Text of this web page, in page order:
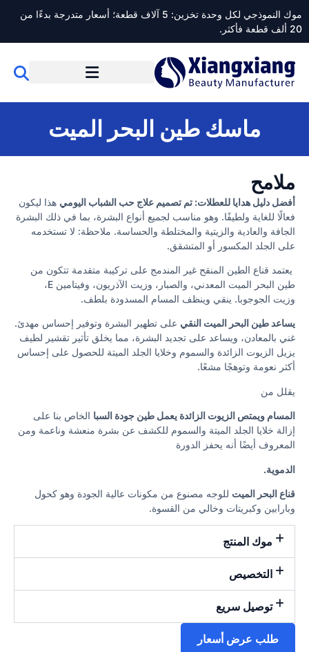
موك النموذجي لكل وحدة تخزين: 5 آلاف قطعة؛ أسعار متدرجة بدءًا من
20 ألف قطعة فأكثر.
ماسك طين البحر الميت
ملامح
أفضل دليل هدايا للعطلات: تم تصميم علاج حب الشباب اليومي هذا ليكون
فعالًا للغاية ولطيفًا. وهو مناسب لجميع أنواع البشرة، بما في ذلك البشرة
الجافة والعادية والزيتية والمختلطة والحساسة. ملاحظة: لا تستخدمه
على الجلد المكسور أو المتشقق.
يعتمد قناع الطين المنقح غير المندمج على تركيبة متقدمة تتكون من
طين البحر الميت المعدني، والصبار، وزيت الآذريون، وفيتامين E،
وزيت الجوجوبا. ينقي وينظف المسام المسدودة بلطف.
يساعد طين البحر الميت النقي على تطهير البشرة وتوفير إحساس مهدئ.
غني بالمعادن، ويساعد على تجديد البشرة، مما يخلق تأثير تقشير لطيف
يزيل الزيوت الزائدة والسموم وخلايا الجلد الميتة للحصول على إحساس
أكثر نعومة وتوهجًا مشعًا.
يقلل من
المسام ويمتص الزيوت الزائدة يعمل طين جودة السبا الخاص بنا على
إزالة خلايا الجلد الميتة والسموم للكشف عن بشرة منعشة وناعمة ومن
المعروف أيضًا أنه يحفز الدورة
الدموية.
قناع البحر الميت للوجه مصنوع من مكونات عالية الجودة وهو كحول
وبارابين وكبريتات وخالي من القسوة.
موك المنتج
التخصيص
توصيل سريع
طلب عرض أسعار